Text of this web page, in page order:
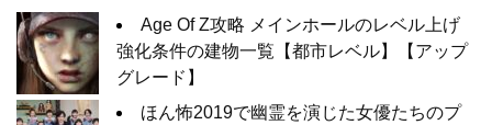
Age Of Z攻略 メインホールのレベル上げ
強化条件の建物一覧【都市レベル】【アップ
グレード】
ほん怖2019で幽霊を演じた女優たちのプ